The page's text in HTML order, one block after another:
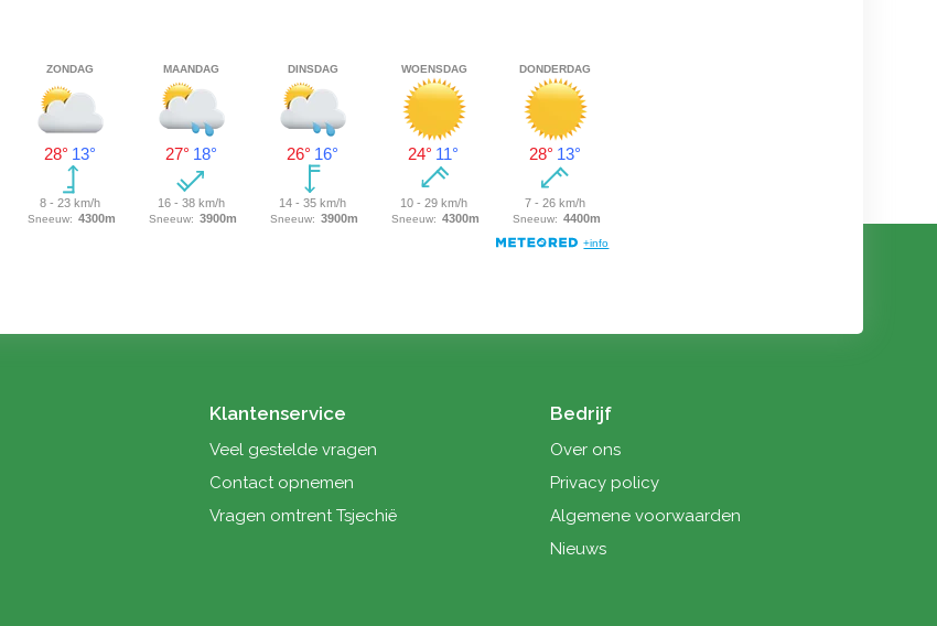
Klantenservice
Veel gestelde vragen
Contact opnemen
Vragen omtrent Tsjechië
Bedrijf
Over ons
Privacy policy
Algemene voorwaarden
Nieuws